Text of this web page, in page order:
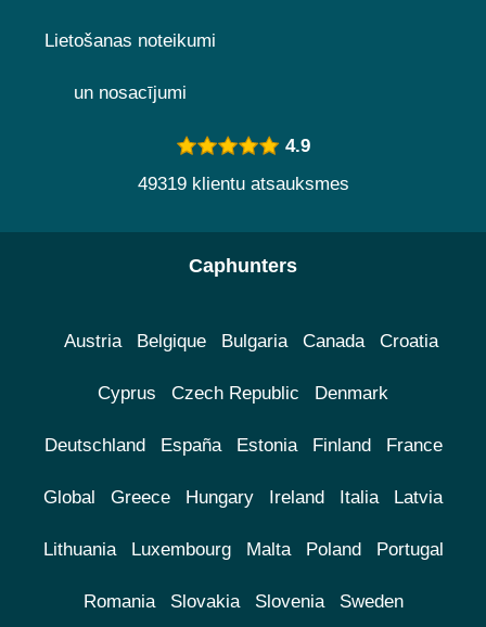
Lietošanas noteikumi
un nosacījumi
4.9
49319 klientu atsauksmes
Caphunters
Austria Belgique Bulgaria Canada Croatia
Cyprus Czech Republic Denmark
Deutschland España Estonia Finland France
Global Greece Hungary Ireland Italia Latvia
Lithuania Luxembourg Malta Poland Portugal
Romania Slovakia Slovenia Sweden